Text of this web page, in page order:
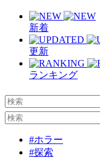
新着
更新
ランキング
#ホラー
#探索